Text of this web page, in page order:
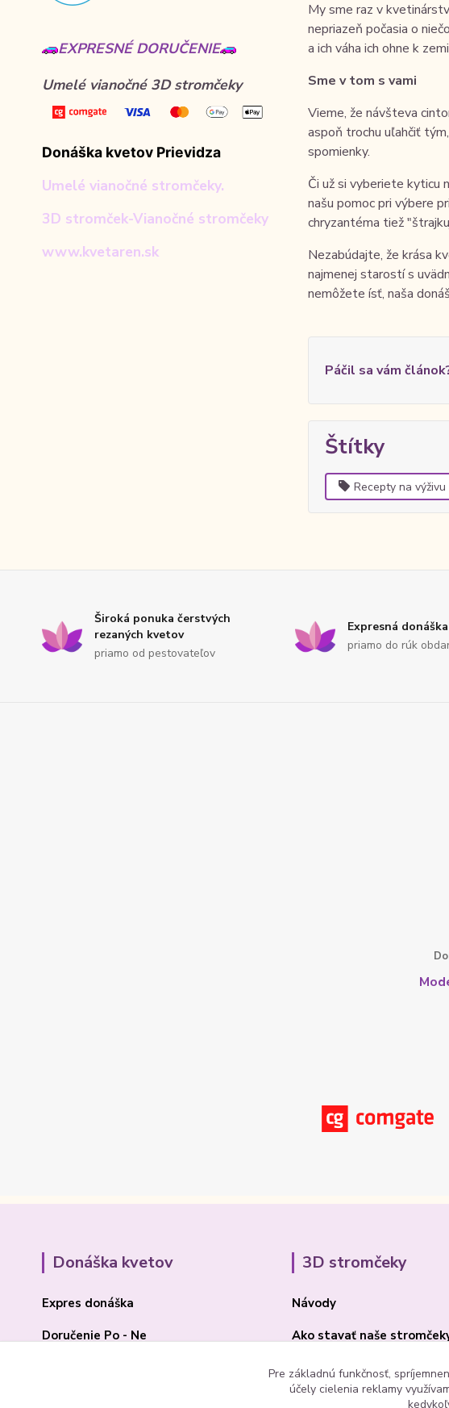
EXPRESNÉ DORUČENIE
Umelé vianočné 3D stromčeky
Donáška kvetov Prievidza
Umelé vianočné stromčeky.
3D stromček-Vianočné stromčeky
www.kvetaren.sk
My sme raz v
nepriazeň počasia o
a ich váha ich ohne k
Sme v tom s vami
Vieme, že návšteva
aspoň trochu uľahčiť
spomienky.
Či už si vyberiete kyticu
našu pomoc pri výbere
chryzantéma tiež
Nezabúdajte, že krása
najmenej starostí s
nemôžete ísť, naša
Páčil sa vám
Štítky
Recepty na
Široká ponuka čerstvých
rezaných kvetov
priamo od pestovateľov
Expresná
priamo do rúk
Donáška kvetov
Expres donáška
Doručenie Po - Ne
3D stromčeky
Návody
Ako stavať naše
BLOG 3D
Akcia 2025
Pre základnú funkčnosť,
účely cielenia reklamy